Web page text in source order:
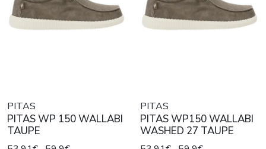
PITAS
PITAS WP 150 WALLABI
TAUPE
PITAS
PITAS WP150 WALLABI
WASHED 27 TAUPE